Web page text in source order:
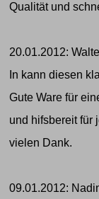
Qualität und
20.01.2012:
In kann diesen
Gute Ware für
und hifsbereit für
vielen Dank.
09.01.2012: